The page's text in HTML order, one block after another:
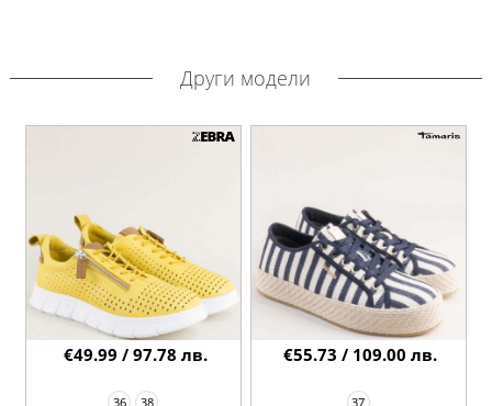
Други модели
36 38
€49.99 / 97.78 лв.
37
€55.73 / 109.00 лв.